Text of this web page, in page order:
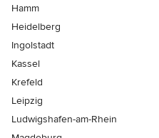
Hamm
Heidelberg
Ingolstadt
Kassel
Krefeld
Leipzig
Ludwigshafen-am-Rhein